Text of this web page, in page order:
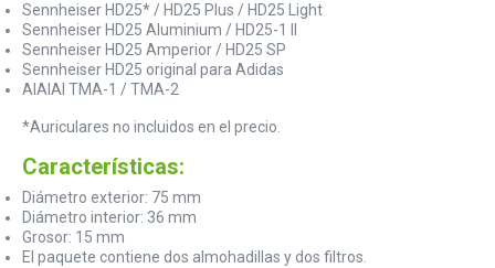
Sennheiser HD25* / HD25 Plus / HD25 Light
Sennheiser HD25 Aluminium / HD25-1 II
Sennheiser HD25 Amperior / HD25 SP
Sennheiser HD25 original para Adidas
AIAIAI TMA-1 / TMA-2
*Auriculares no incluidos en el precio.
Características:
Diámetro exterior: 75 mm
Diámetro interior: 36 mm
Grosor: 15 mm
El paquete contiene dos almohadillas y dos filtros.